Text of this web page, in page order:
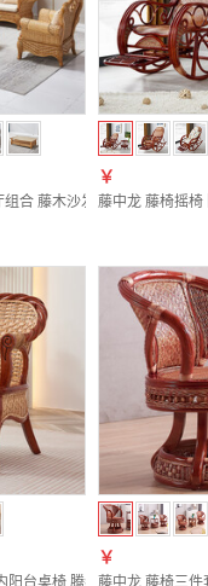
闲椅凳子 组合三件套（配坐
合 藤木沙发 印尼藤编制 藤
￥
藤中龙 藤椅摇
编摇摆椅 摇椅（包安装）
阳台桌椅 腾编椅子靠背椅 休闲
￥
藤中龙 藤椅三